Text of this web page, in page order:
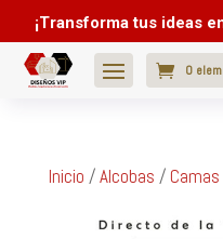
¡Transforma tus ideas
0
Inicio /Alcobas / Camas